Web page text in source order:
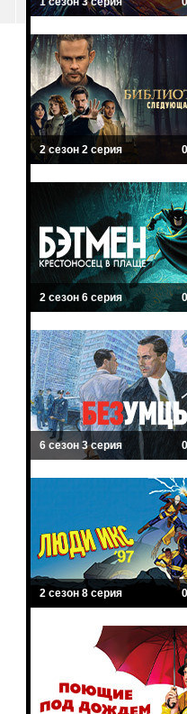
2 сезон 2 серия
2 сезон 6 серия
6 сезон 3 серия
2 сезон 8 серия